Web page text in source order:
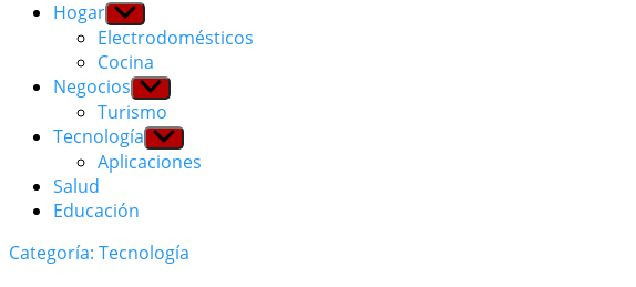
Hogar Show
sub
menu
Electrodomésticos
Cocina
Negocios Show
sub
menu
Turismo
Tecnología Show
sub
menu
Aplicaciones
Salud
Educación
Categoría: Tecnología